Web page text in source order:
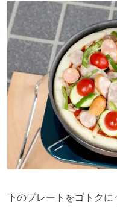
下のプレートをゴトクに